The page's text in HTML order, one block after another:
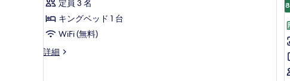
な
客
室
の
King
Room
Non
Smoking
定員 3 名
キングベッド 1 台
WiFi (無料)
詳細
Family